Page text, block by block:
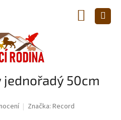
KOŠÍK
50cm
Značka: Record